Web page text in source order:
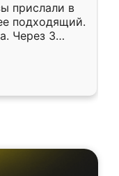
прислали в
подходящий.
Через 3
Остались